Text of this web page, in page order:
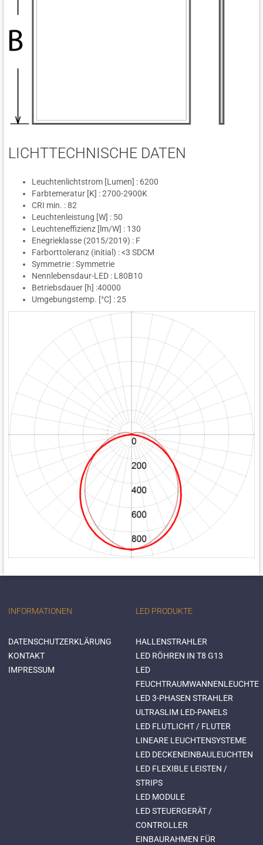
LICHTTECHNISCHE DATEN
Leuchtenlichtstrom [Lumen] : 6200
Farbtemeratur [K] : 2700-2900K
CRI min. : 82
Leuchtenleistung [W] : 50
Leuchteneffizienz [lm/W] : 130
Enegrieklasse (2015/2019) : F
Farborttoleranz (initial) : <3 SDCM
Symmetrie : Symmetrie
Nennlebensdaur-LED : L80B10
Betriebsdauer [h] :40000
Umgebungstemp. [°C] : 25
INFORMATIONEN
DATENSCHUTZERKLÄRUNG
KONTAKT
IMPRESSUM
LED PRODUKTE
HALLENSTRAHLER
LED RÖHREN IN T8 G13
LED
FEUCHTRAUMWANNENLEUCHTE
LED 3-PHASEN STRAHLER
ULTRASLIM LED-PANELS
LED FLUTLICHT / FLUTER
LINEARE LEUCHTENSYSTEME
LED DECKENEINBAULEUCHTEN
LED FLEXIBLE LEISTEN /
STRIPS
LED MODULE
LED STEUERGERÄT /
CONTROLLER
EINBAURAHMEN FÜR